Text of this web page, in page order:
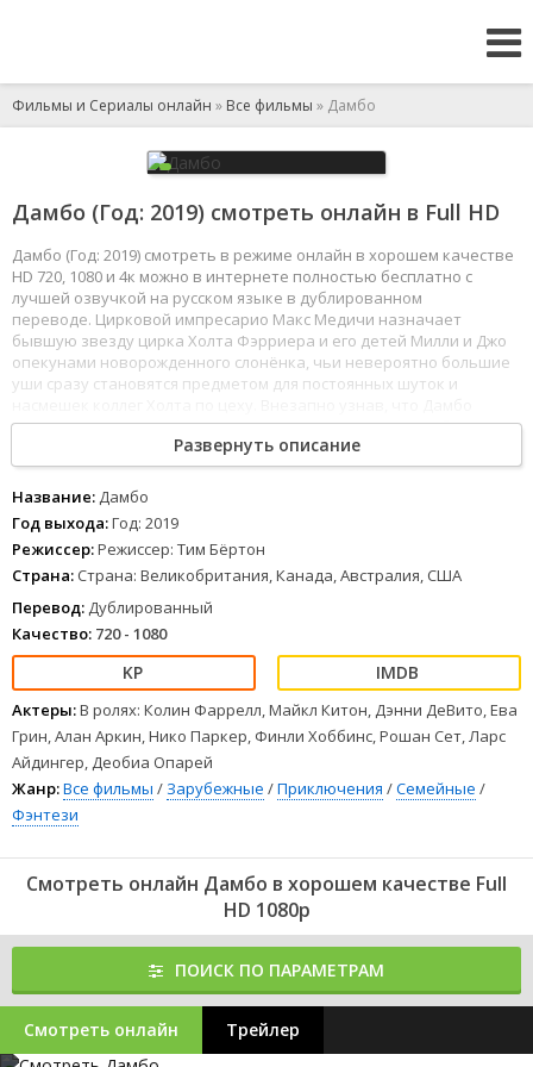
Фильмы и Сериалы онлайн » Все фильмы » Дамбо
Дамбо (Год: 2019) смотреть онлайн в Full HD
Дамбо (Год: 2019) смотреть в режиме онлайн в хорошем качестве
HD 720, 1080 и 4к можно в интернете полностью бесплатно с
лучшей озвучкой на русском языке в дублированном
переводе. Цирковой импресарио Макс Медичи назначает
бывшую звезду цирка Холта Фэрриера и его детей Милли и Джо
опекунами новорожденного слонёнка, чьи невероятно большие
уши сразу становятся предметом для постоянных шуток и
умеет летать, владелец цирка решает нажиться на необычных
способностях слонёнка. К делу подключается энергичный
предприниматель В.А.Вэндевер, который решает сделать из
малыша Дамбо главную звезду своего нового грандиозного
развлекательного предприятия «Сказочная страна».
1 23 45 678
Развернуть описание
Название: Дамбо
Год выхода:Год: 2019
Режиссер:Режиссер: Тим Бёртон
Страна: Страна: Великобритания, Канада, Австралия, США
Перевод: Дублированный
Качество: 720 - 1080
Актеры:В ролях: Колин Фаррелл, Майкл Китон, Дэнни ДеВито, Ева
Грин, Алан Аркин, Нико Паркер, Финли Хоббинс, Рошан Сет, Ларс
Айдингер, Деобиа Опарей
Жанр:Все фильмы / Зарубежные /Приключения /Семейные /
Фэнтези
Смотреть онлайн Дамбо в хорошем качестве Full
HD 1080p
ПОИСК ПО ПАРАМЕТРАМ
Смотреть онлайн Трейлер